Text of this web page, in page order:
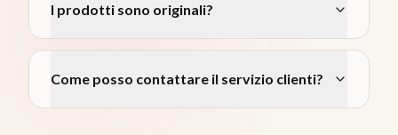
I prodotti sono originali?
Come posso contattare il servizio clienti?